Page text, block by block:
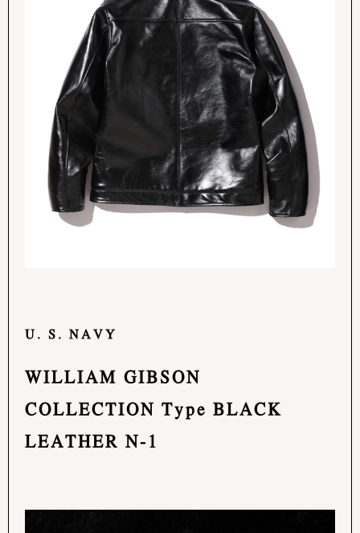
U. S. NAVY
WILLIAM GIBSON
COLLECTION Type BLACK
LEATHER N-1